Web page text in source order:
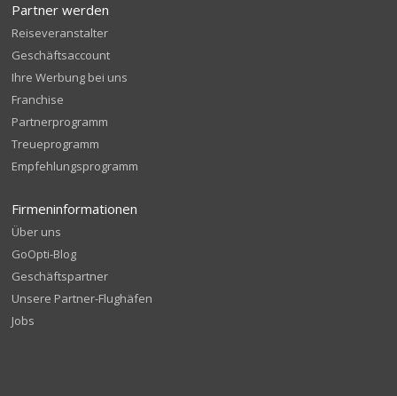
Partner werden
Reiseveranstalter
Geschäftsaccount
Ihre Werbung bei uns
Franchise
Partnerprogramm
Treueprogramm
Empfehlungsprogramm
Firmeninformationen
Über uns
GoOpti-Blog
Geschäftspartner
Unsere Partner-Flughäfen
Jobs